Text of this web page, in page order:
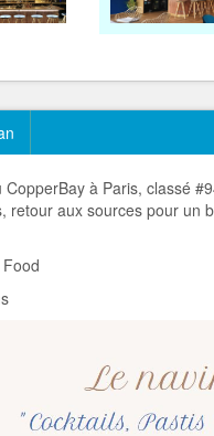
à Paris, classé
retour aux sources pour un